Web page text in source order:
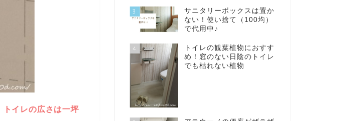
トイレの広さは一坪
3
サニタリーボックスは置か
ない！使い捨て（100均）
で代用中♪
4
トイレの観葉植物におすす
め！窓のない日陰のトイレ
でも枯れない植物